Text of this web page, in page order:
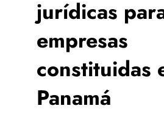
jurídicas
empresas
constituidas
Panamá